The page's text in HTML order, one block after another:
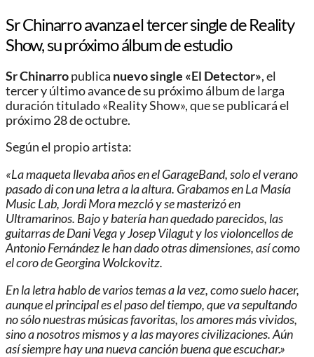
Sr Chinarro avanza el tercer single de Reality
Show, su próximo álbum de estudio
Sr Chinarropublica nuevo single «El Detector», el
tercer y último avance de su próximo álbum de larga
duración titulado «Reality Show», que se publicará el
próximo 28 de octubre.
Según el propio artista:
«La maqueta llevaba años en el GarageBand, solo el verano
pasado di con una letra a la altura. Grabamos en La Masía
Music Lab, Jordi Mora mezcló y se masterizó en
Ultramarinos. Bajo y batería han quedado parecidos, las
guitarras de Dani Vega y Josep Vilagut y los violoncellos de
Antonio Fernández le han dado otras dimensiones, así como
el coro de Georgina Wolckovitz.
En la letra hablo de varios temas a la vez, como suelo hacer,
aunque el principal es el paso del tiempo, que va sepultando
no sólo nuestras músicas favoritas, los amores más vividos,
sino a nosotros mismos y a las mayores civilizaciones. Aún
así siempre hay una nueva canción buena que escuchar.»